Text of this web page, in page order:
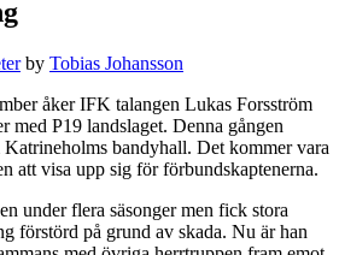
by Tobias Johansson
åker IFK talangen Lukas Forsström
med P19 landslaget. Denna gången
bandyhall. Det kommer vara
att visa upp sig för förbundskaptenerna.
under flera säsonger men fick stora
förstörd på grund av skada. Nu är han